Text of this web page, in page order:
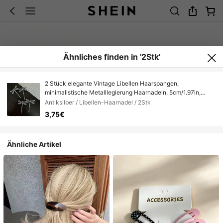
Ähnliches finden in '2Stk'
2 Stück elegante Vintage Libellen Haarspangen,
minimalistische Metalllegierung Haarnadeln, 5cm/1.97in,
geeignet für tägliche Dekoration von Frauen, Lässig, Formell,
Reisen, Schule, Party, Geschenk, Haarklammern
Antiksilber / Libellen-Haarnadel / 2Stk
3,75€
Ähnliche Artikel